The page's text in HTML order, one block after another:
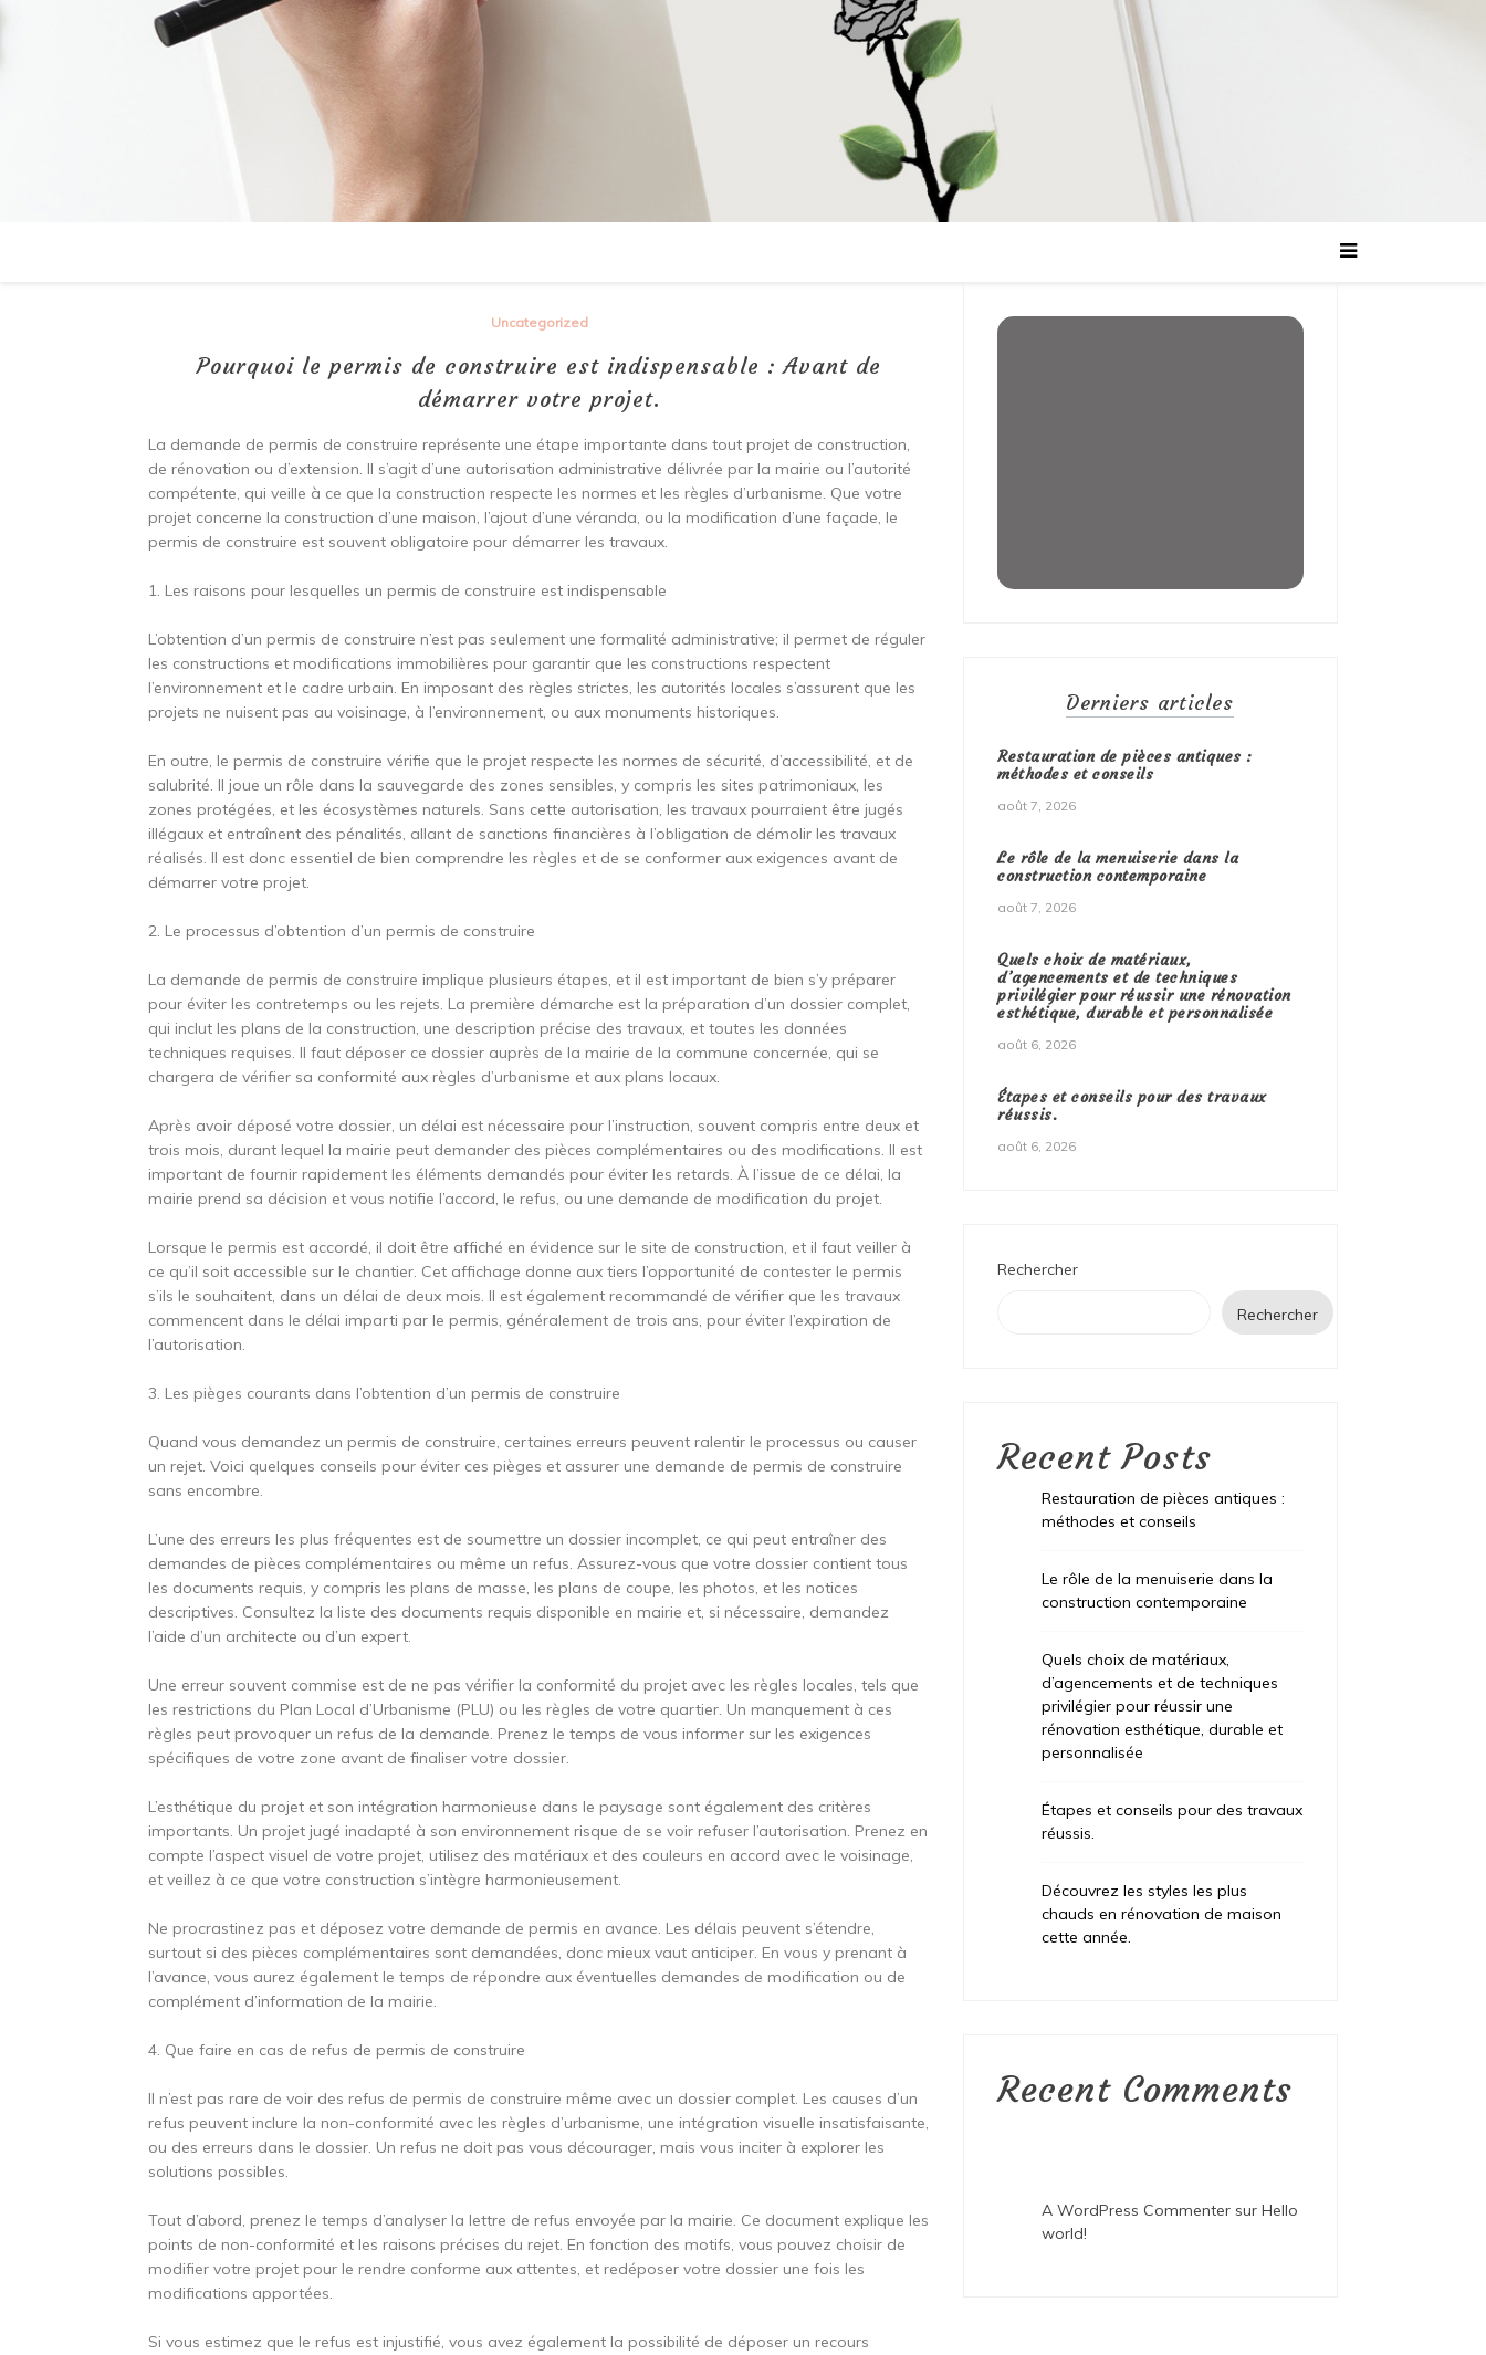
Uncategorized
Pourquoi le permis de construire est indispensable : Avant de
démarrer votre projet.
La demande de permis de construire représente une étape importante dans tout projet de construction,
de rénovation ou d’extension. Il s’agit d’une autorisation administrative délivrée par la mairie ou l’autorité
compétente, qui veille à ce que la construction respecte les normes et les règles d’urbanisme. Que votre
projet concerne la construction d’une maison, l’ajout d’une véranda, ou la modification d’une façade, le
permis de construire est souvent obligatoire pour démarrer les travaux.
1. Les raisons pour lesquelles un permis de construire est indispensable
L’obtention d’un permis de construire n’est pas seulement une formalité administrative; il permet de réguler
les constructions et modifications immobilières pour garantir que les constructions respectent
l’environnement et le cadre urbain. En imposant des règles strictes, les autorités locales s’assurent que les
projets ne nuisent pas au voisinage, à l’environnement, ou aux monuments historiques.
En outre, le permis de construire vérifie que le projet respecte les normes de sécurité, d’accessibilité, et de
salubrité. Il joue un rôle dans la sauvegarde des zones sensibles, y compris les sites patrimoniaux, les
zones protégées, et les écosystèmes naturels. Sans cette autorisation, les travaux pourraient être jugés
illégaux et entraînent des pénalités, allant de sanctions financières à l’obligation de démolir les travaux
réalisés. Il est donc essentiel de bien comprendre les règles et de se conformer aux exigences avant de
démarrer votre projet.
2. Le processus d’obtention d’un permis de construire
La demande de permis de construire implique plusieurs étapes, et il est important de bien s’y préparer
pour éviter les contretemps ou les rejets. La première démarche est la préparation d’un dossier complet,
qui inclut les plans de la construction, une description précise des travaux, et toutes les données
techniques requises. Il faut déposer ce dossier auprès de la mairie de la commune concernée, qui se
chargera de vérifier sa conformité aux règles d’urbanisme et aux plans locaux.
Après avoir déposé votre dossier, un délai est nécessaire pour l’instruction, souvent compris entre deux et
trois mois, durant lequel la mairie peut demander des pièces complémentaires ou des modifications. Il est
important de fournir rapidement les éléments demandés pour éviter les retards. À l’issue de ce délai, la
mairie prend sa décision et vous notifie l’accord, le refus, ou une demande de modification du projet.
Lorsque le permis est accordé, il doit être affiché en évidence sur le site de construction, et il faut veiller à
ce qu’il soit accessible sur le chantier. Cet affichage donne aux tiers l’opportunité de contester le permis
s’ils le souhaitent, dans un délai de deux mois. Il est également recommandé de vérifier que les travaux
commencent dans le délai imparti par le permis, généralement de trois ans, pour éviter l’expiration de
l’autorisation.
3. Les pièges courants dans l’obtention d’un permis de construire
Quand vous demandez un permis de construire, certaines erreurs peuvent ralentir le processus ou causer
un rejet. Voici quelques conseils pour éviter ces pièges et assurer une demande de permis de construire
sans encombre.
L’une des erreurs les plus fréquentes est de soumettre un dossier incomplet, ce qui peut entraîner des
demandes de pièces complémentaires ou même un refus. Assurez-vous que votre dossier contient tous
les documents requis, y compris les plans de masse, les plans de coupe, les photos, et les notices
descriptives. Consultez la liste des documents requis disponible en mairie et, si nécessaire, demandez
l’aide d’un architecte ou d’un expert.
Une erreur souvent commise est de ne pas vérifier la conformité du projet avec les règles locales, tels que
les restrictions du Plan Local d’Urbanisme (PLU) ou les règles de votre quartier. Un manquement à ces
règles peut provoquer un refus de la demande. Prenez le temps de vous informer sur les exigences
spécifiques de votre zone avant de finaliser votre dossier.
L’esthétique du projet et son intégration harmonieuse dans le paysage sont également des critères
importants. Un projet jugé inadapté à son environnement risque de se voir refuser l’autorisation. Prenez en
compte l’aspect visuel de votre projet, utilisez des matériaux et des couleurs en accord avec le voisinage,
et veillez à ce que votre construction s’intègre harmonieusement.
Ne procrastinez pas et déposez votre demande de permis en avance. Les délais peuvent s’étendre,
surtout si des pièces complémentaires sont demandées, donc mieux vaut anticiper. En vous y prenant à
l’avance, vous aurez également le temps de répondre aux éventuelles demandes de modification ou de
complément d’information de la mairie.
4. Que faire en cas de refus de permis de construire
Il n’est pas rare de voir des refus de permis de construire même avec un dossier complet. Les causes d’un
refus peuvent inclure la non-conformité avec les règles d’urbanisme, une intégration visuelle insatisfaisante,
ou des erreurs dans le dossier. Un refus ne doit pas vous décourager, mais vous inciter à explorer les
solutions possibles.
Tout d’abord, prenez le temps d’analyser la lettre de refus envoyée par la mairie. Ce document explique les
points de non-conformité et les raisons précises du rejet. En fonction des motifs, vous pouvez choisir de
modifier votre projet pour le rendre conforme aux attentes, et redéposer votre dossier une fois les
modifications apportées.
Si vous estimez que le refus est injustifié, vous avez également la possibilité de déposer un recours
Derniers articles
Restauration de pièces antiques :
méthodes et conseils
août 7, 2026
Le rôle de la menuiserie dans la
construction contemporaine
août 7, 2026
Quels choix de matériaux,
d’agencements et de techniques
privilégier pour réussir une rénovation
esthétique, durable et personnalisée
août 6, 2026
Étapes et conseils pour des travaux
réussis.
août 6, 2026
Rechercher
Rechercher
Recent Posts
Restauration de pièces antiques :
méthodes et conseils
Le rôle de la menuiserie dans la
construction contemporaine
Quels choix de matériaux,
d’agencements et de techniques
privilégier pour réussir une
rénovation esthétique, durable et
personnalisée
Étapes et conseils pour des travaux
réussis.
Découvrez les styles les plus
chauds en rénovation de maison
cette année.
Recent Comments
A WordPress Commenter surHello
world!